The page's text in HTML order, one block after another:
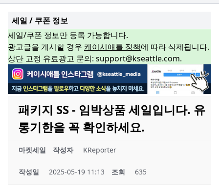
세일 / 쿠폰 정보
세일/쿠폰 정보만 등록 가능합니다.
광고글을 게시할 경우 케이시애틀 정책에 따라 삭제됩니다.
상단 고정 유료광고 문의: support@kseattle.com.
패키지 SS - 임박상품 세일입니다. 유
통기한을 꼭 확인하세요.
마켓세일 작성자 KReporter
작성일 2025-05-19 11:13 조회 635